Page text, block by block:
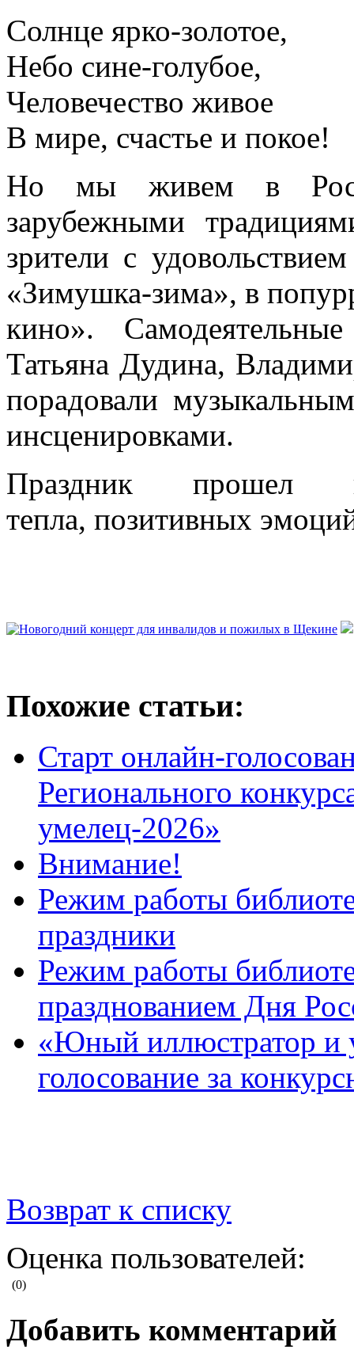
Солнце ярко-золотое,
Небо сине-голубое,
Человечество живое
В мире, счастье и покое!
Но мы живем в
зарубежными
зрители с
«Зимушка-зима», в
кино».
Татьяна Дудина,
порадовали
инсценировками.
Праздник прошел
тепла, позитивных
Похожие статьи:
Старт онлайн-
Регионального
умелец-2026»
Внимание!
Режим работы
праздники
Режим работы
празднованием Дня
«Юный иллюстратор и
голосование за
Возврат к списку
Оценка пользователей:
(0)
Добавить комментарий